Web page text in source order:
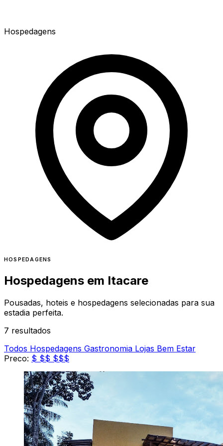
Hospedagens
HOSPEDAGENS
Hospedagens em Itacare
Pousadas, hoteis e hospedagens selecionadas para sua
estadia perfeita.
7 resultados
Todos Hospedagens Gastronomia Lojas Bem Estar
Preco: $ $$ $$$